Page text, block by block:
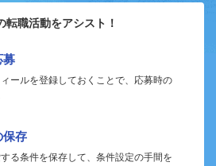
職活動をアシスト！
募
ールを登録しておくことで、応募時の
保存
る条件を保存して、条件設定の手間を